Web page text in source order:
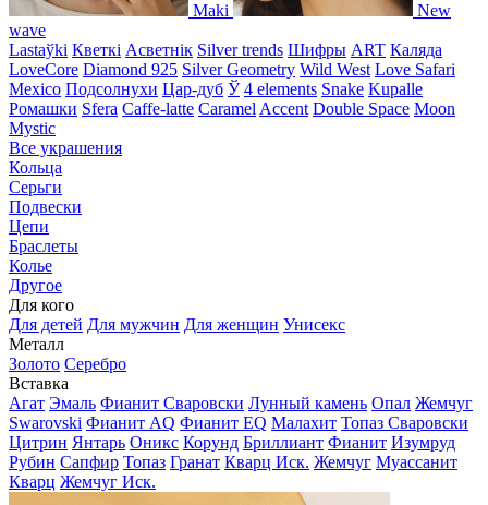
Maki
New
wave
Lastaўki Кветкі Асветнiк Silver trends Шифры ART Каляда
LoveCore Diamond 925 Silver Geometry Wild West Love Safari
Mexico Подсолнухи Цар-дуб Ў 4 elements Snake Kupalle
Ромашки Sfera Caffe-latte Caramel Accent Double Space Moon
Mystic
Все украшения
Кольца
Серьги
Подвески
Цепи
Браслеты
Колье
Другое
Для кого
Для детей Для мужчин Для женщин Унисекс
Металл
Золото Серебро
Вставка
Агат Эмаль Фианит Сваровски Лунный камень Опал Жемчуг
Swarovski Фианит AQ Фианит EQ Малахит Топаз Сваровски
Цитрин Янтарь Оникс Корунд Бриллиант Фианит Изумруд
Рубин Сапфир Топаз Гранат Кварц Иск. Жемчуг Муассанит
Кварц Жемчуг Иск.